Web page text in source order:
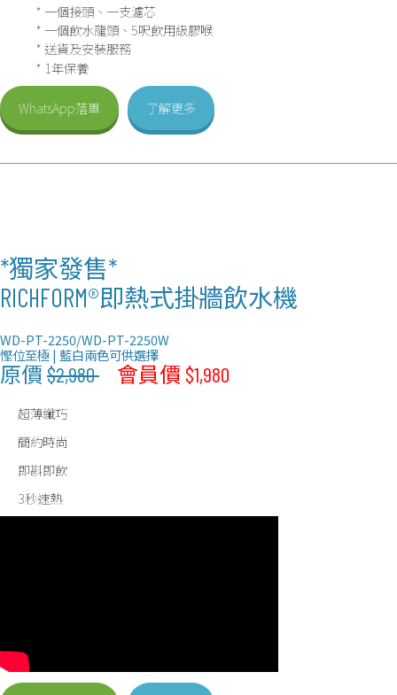
* 一個接頭、一支濾芯
* 一個飲水龍頭、5呎飲用級膠喉
* 送貨及安裝服務
* 1年保養
WhatsApp落單 了解更多
*獨家發售*
RICHFORM®即熱式掛牆飲水機
WD-PT-2250/WD-PT-2250W
慳位至極 | 藍白兩色可供選擇
原價 $2,980 會員價 $1,980
超薄纖巧
簡約時尚
即斟即飲
3秒速熱